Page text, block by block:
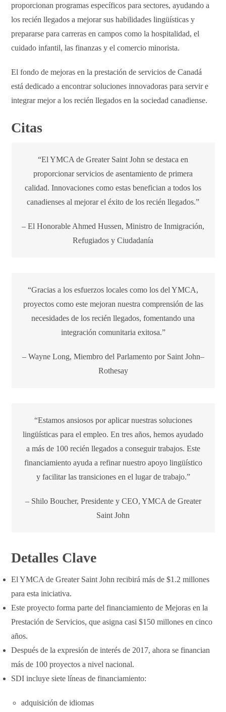
proporcionan programas específicos para sectores, ayudando a
los recién llegados a mejorar sus habilidades lingüísticas y
prepararse para carreras en campos como la hospitalidad, el
cuidado infantil, las finanzas y el comercio minorista.
El fondo de mejoras en la prestación de servicios de Canadá
está dedicado a encontrar soluciones innovadoras para servir e
integrar mejor a los recién llegados en la sociedad canadiense.
Citas
“El YMCA de Greater Saint John se destaca en
proporcionar servicios de asentamiento de primera
calidad. Innovaciones como estas benefician a todos los
canadienses al mejorar el éxito de los recién llegados.”
– El Honorable Ahmed Hussen, Ministro de Inmigración,
Refugiados y Ciudadanía
“Gracias a los esfuerzos locales como los del YMCA,
proyectos como este mejoran nuestra comprensión de las
necesidades de los recién llegados, fomentando una
integración comunitaria exitosa.”
– Wayne Long, Miembro del Parlamento por Saint John–
Rothesay
“Estamos ansiosos por aplicar nuestras soluciones
lingüísticas para el empleo. En tres años, hemos ayudado
a más de 100 recién llegados a conseguir trabajos. Este
financiamiento ayuda a refinar nuestro apoyo lingüístico
y facilitar las transiciones en el lugar de trabajo.”
– Shilo Boucher, Presidente y CEO, YMCA de Greater
Saint John
Detalles Clave
El YMCA de Greater Saint John recibirá más de $1.2 millones
para esta iniciativa.
Este proyecto forma parte del financiamiento de Mejoras en la
Prestación de Servicios, que asigna casi $150 millones en cinco
años.
Después de la expresión de interés de 2017, ahora se financian
más de 100 proyectos a nivel nacional.
SDI incluye siete líneas de financiamiento:
adquisición de idiomas